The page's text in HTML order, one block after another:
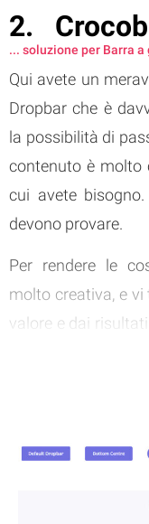
... soluzione per Barra
Qui avete un
Dropbar che è
la possibilità di
contenuto è molto
cui avete
devono provare.
Per rendere le
molto creativa, e
valore e dai